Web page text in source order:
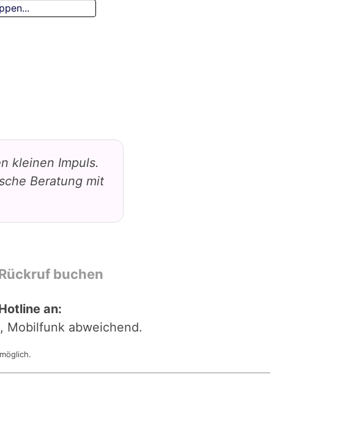
kleinen Impuls.
Beratung mit
buchen
an:
Mobilfunk abweichend.